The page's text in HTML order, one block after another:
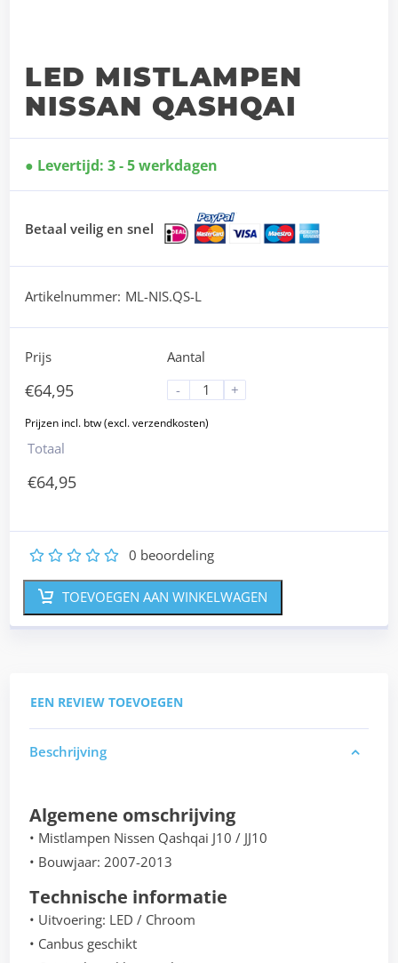
LED MISTLAMPEN
NISSAN QASHQAI
Levertijd: 3 - 5 werkdagen
Betaal veilig en snel
Artikelnummer: ML-NIS.QS-L
Prijs
€64,95
Aantal
-
+
Totaal
€64,95
5
4
3
2 0 beoordeling
TOEVOEGEN AAN WINKELWAGEN
EEN REVIEW TOEVOEGEN
Beschrijving
Algemene omschrijving
• Mistlampen Nissen Qashqai J10 / JJ10
• Bouwjaar: 2007-2013
Technische informatie
• Uitvoering: LED / Chroom
• Canbus geschikt